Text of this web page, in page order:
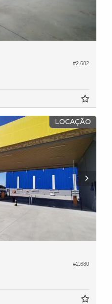
#2.682
LOCAÇÃO
#2.680